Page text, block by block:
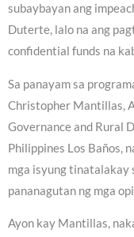
subaybayan ang
Duterte, lalo na ang
confidential funds na
Sa panayam sa
Christopher Mantillas,
Governance and Rural
Philippines Los Baños,
mga isyung tinatalakay
pananagutan ng mga
Ayon kay Mantillas,